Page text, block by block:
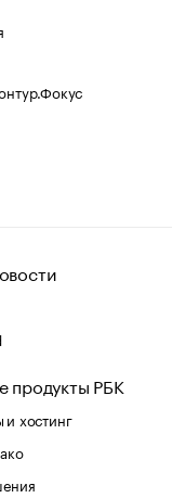
продукты РБК
хостинг